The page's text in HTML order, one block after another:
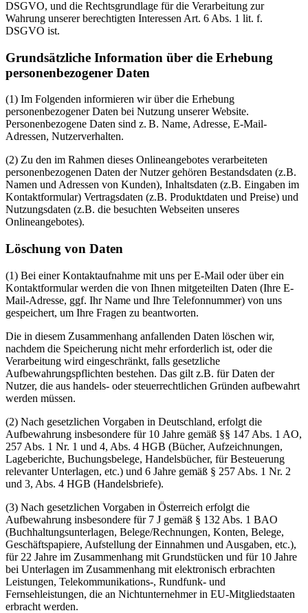
DSGVO, und die Rechtsgrundlage für die Verarbeitung zur
Wahrung unserer berechtigten Interessen Art. 6 Abs. 1 lit. f.
DSGVO ist.
Grundsätzliche Information über die Erhebung
personenbezogener Daten
(1) Im Folgenden informieren wir über die Erhebung
personenbezogener Daten bei Nutzung unserer Website.
Personenbezogene Daten sind z. B. Name, Adresse, E-Mail-
Adressen, Nutzerverhalten.
(2) Zu den im Rahmen dieses Onlineangebotes verarbeiteten
personenbezogenen Daten der Nutzer gehören Bestandsdaten (z.B.
Namen und Adressen von Kunden), Inhaltsdaten (z.B. Eingaben im
Kontaktformular) Vertragsdaten (z.B. Produktdaten und Preise) und
Nutzungsdaten (z.B. die besuchten Webseiten unseres
Onlineangebotes).
Löschung von Daten
(1) Bei einer Kontaktaufnahme mit uns per E-Mail oder über ein
Kontaktformular werden die von Ihnen mitgeteilten Daten (Ihre E-
Mail-Adresse, ggf. Ihr Name und Ihre Telefonnummer) von uns
gespeichert, um Ihre Fragen zu beantworten.
Die in diesem Zusammenhang anfallenden Daten löschen wir,
nachdem die Speicherung nicht mehr erforderlich ist, oder die
Verarbeitung wird eingeschränkt, falls gesetzliche
Aufbewahrungspflichten bestehen. Das gilt z.B. für Daten der
Nutzer, die aus handels- oder steuerrechtlichen Gründen aufbewahrt
werden müssen.
(2) Nach gesetzlichen Vorgaben in Deutschland, erfolgt die
Aufbewahrung insbesondere für 10 Jahre gemäß §§ 147 Abs. 1 AO,
257 Abs. 1 Nr. 1 und 4, Abs. 4 HGB (Bücher, Aufzeichnungen,
Lageberichte, Buchungsbelege, Handelsbücher, für Besteuerung
relevanter Unterlagen, etc.) und 6 Jahre gemäß § 257 Abs. 1 Nr. 2
und 3, Abs. 4 HGB (Handelsbriefe).
(3) Nach gesetzlichen Vorgaben in Österreich erfolgt die
Aufbewahrung insbesondere für 7 J gemäß § 132 Abs. 1 BAO
(Buchhaltungsunterlagen, Belege/Rechnungen, Konten, Belege,
Geschäftspapiere, Aufstellung der Einnahmen und Ausgaben, etc.),
für 22 Jahre im Zusammenhang mit Grundstücken und für 10 Jahre
bei Unterlagen im Zusammenhang mit elektronisch erbrachten
Leistungen, Telekommunikations-, Rundfunk- und
Fernsehleistungen, die an Nichtunternehmer in EU-Mitgliedstaaten
erbracht werden.